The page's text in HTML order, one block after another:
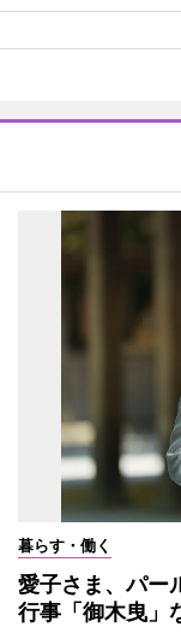
暮らす・働く
愛子さま、パ
行事「御木曳」